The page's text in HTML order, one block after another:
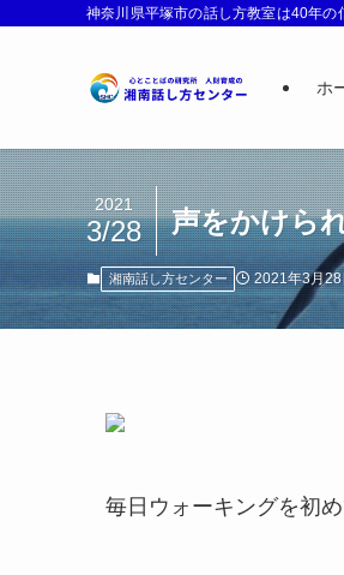
神奈川県平塚市の話し方教室は40年
ホ
声をかけら
2021
3/28
湘南話し方センター 2021年3月28
毎日ウォーキングを初